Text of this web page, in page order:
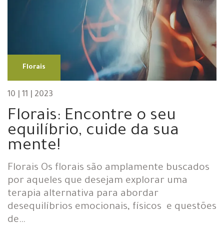
Florais
10 | 11 | 2023
Florais: Encontre o seu
equilíbrio, cuide da sua
mente!
Florais Os florais são amplamente buscados
por aqueles que desejam explorar uma
terapia alternativa para abordar
desequilíbrios emocionais, físicos e questões
de…